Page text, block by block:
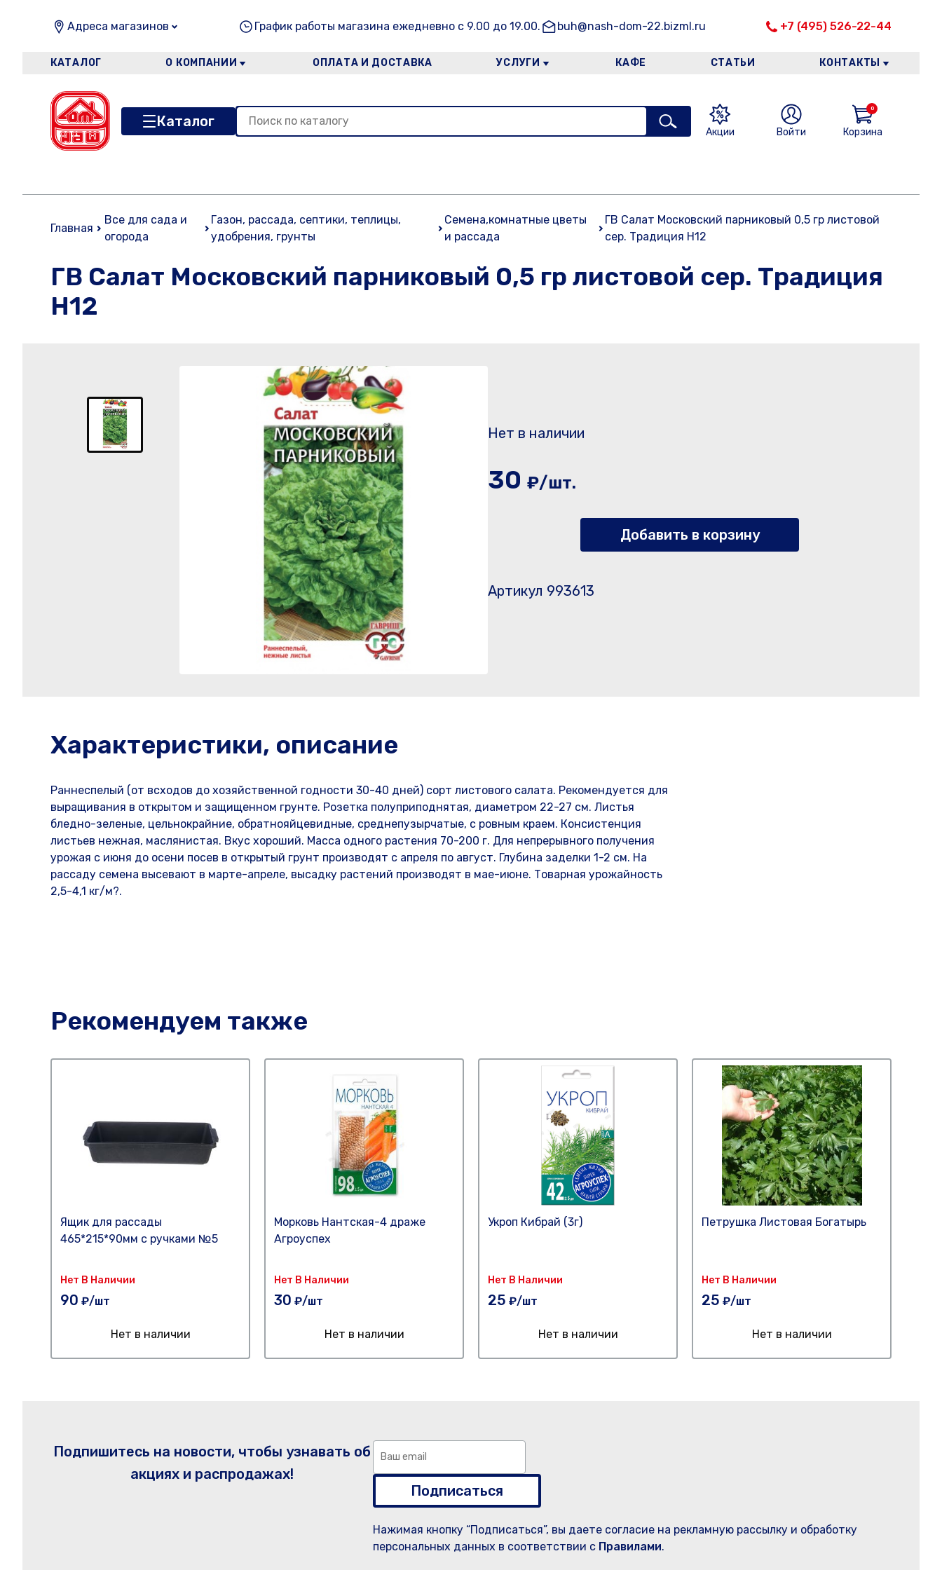
Адреса магазинов График работы магазина ежедневно с 9.00 до 19.00. buh@nash-dom-22.bizml.ru +7 (495) 526-22-44
КАТАЛОГ О КОМПАНИИ ОПЛАТА И ДОСТАВКА УСЛУГИ КАФЕ СТАТЬИ КОНТАКТЫ
Каталог
Акции Войти Корзина
0
Главная
Все для сада и
огорода
Газон, рассада, септики, теплицы,
удобрения, грунты
Семена,комнатные цветы
и рассада
ГВ Салат Московский парниковый 0,5 гр листовой
сер. Традиция Н12
ГВ Салат Московский парниковый 0,5 гр листовой сер. Традиция
Н12
Нет в наличии
30 ₽/шт.
Добавить в корзину
Артикул 993613
Характеристики, описание
Раннеспелый (от всходов до хозяйственной годности 30-40 дней) сорт листового салата. Рекомендуется для
выращивания в открытом и защищенном грунте. Розетка полуприподнятая, диаметром 22-27 см. Листья
бледно-зеленые, цельнокрайние, обратнояйцевидные, среднепузырчатые, с ровным краем. Консистенция
листьев нежная, маслянистая. Вкус хороший. Масса одного растения 70-200 г. Для непрерывного получения
урожая с июня до осени посев в открытый грунт производят с апреля по август. Глубина заделки 1-2 см. На
рассаду семена высевают в марте-апреле, высадку растений производят в мае-июне. Товарная урожайность
2,5-4,1 кг/м?.
Рекомендуем также
Ящик для рассады
465*215*90мм с ручками №5
Нет В Наличии
90 ₽/шт
Нет в наличии
Морковь Нантская-4 драже
Агроуспех
Нет В Наличии
30 ₽/шт
Нет в наличии
Укроп Кибрай (3г)
Нет В Наличии
25 ₽/шт
Нет в наличии
Петрушка Листовая Богатырь
Нет В Наличии
25 ₽/шт
Нет в наличии
Подпишитесь на новости, чтобы узнавать об
акциях и распродажах!
Подписаться
Нажимая кнопку “Подписаться”, вы даете согласие на рекламную рассылку и обработку
персональных данных в соответствии с Правилами.